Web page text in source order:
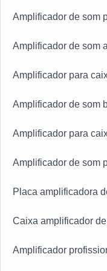
Amplificador de som
Amplificador de som
Amplificador para
Amplificador de som
Amplificador para
Amplificador de som
Placa amplificadora
Caixa amplificador
Amplificador